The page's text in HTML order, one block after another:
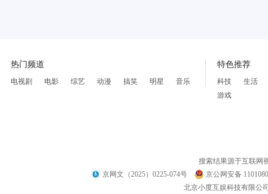
热门频道
电视剧 电影 综艺 动漫 搞笑 明星 音乐
特色推荐
科技
生活
游戏
搜索结果源于互联网
京网文（2025）0225-074号
京公网安备
北京小度互娱科技有限公